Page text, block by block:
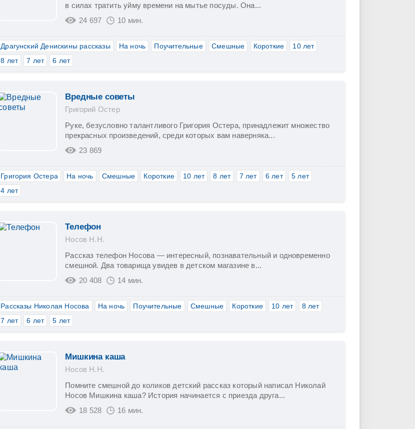
в силах тратить уйму времени на мытье посуды. Она...
24 697
10 мин.
Драгунский Денискины рассказы На ночь Поучительные Смешные Короткие
10 лет
8 лет
7 лет 6 лет
Вредные советы
Григорий Остер
Руке, безусловно талантливого Григория Остера, принадлежит множество
прекрасных произведений, среди которых вам наверняка...
23 869
Григория Остера На ночь Смешные Короткие 10 лет 8 лет 7 лет 6 лет
5 лет
4 лет
Телефон
Носов Н.Н.
Рассказ телефон Носова — интересный, познавательный и одновременно
смешной. Два товарища увидев в детском магазине в...
20 408
14 мин.
Рассказы Николая Носова На ночь Поучительные Смешные Короткие 10 лет
8 лет
7 лет
6 лет 5 лет
Мишкина каша
Носов Н.Н.
Помните смешной до коликов детский рассказ который написал Николай
Носов Мишкина каша? История начинается с приезда друга...
18 528
16 мин.